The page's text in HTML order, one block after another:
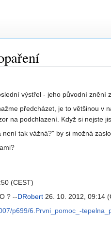
výstřel - jeho původní znění
předcházet, je to většinou
na podchlazení. Když si nejste
tak vážná?" by si možná
(CEST)
? --DRobert 26. 10. 2012, 09:14
p699/6.Prvni_pomoc_-